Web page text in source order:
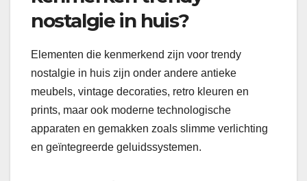
nostalgie in huis?
Elementen die kenmerkend zijn voor trendy
nostalgie in huis zijn onder andere antieke
meubels, vintage decoraties, retro kleuren en
prints, maar ook moderne technologische
apparaten en gemakken zoals slimme verlichting
en geïntegreerde geluidssystemen.